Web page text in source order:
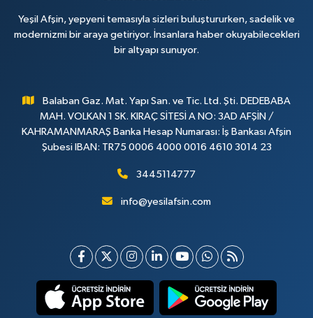
Yeşil Afşin, yepyeni temasıyla sizleri buluştururken, sadelik ve
modernizmi bir araya getiriyor. İnsanlara haber okuyabilecekleri
bir altyapı sunuyor.
Balaban Gaz. Mat. Yapı San. ve Tic. Ltd. Şti. DEDEBABA
MAH. VOLKAN 1 SK. KIRAÇ SİTESİ A NO: 3AD AFŞİN /
KAHRAMANMARAŞ Banka Hesap Numarası: İş Bankası Afşin
Şubesi IBAN: TR75 0006 4000 0016 4610 3014 23
3445114777
info@yesilafsin.com